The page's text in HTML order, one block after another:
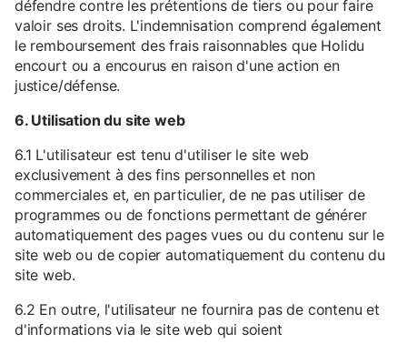
défendre contre les prétentions de tiers ou pour faire
valoir ses droits. L'indemnisation comprend également
le remboursement des frais raisonnables que Holidu
encourt ou a encourus en raison d'une action en
justice/défense.
6. Utilisation du site web
6.1 L'utilisateur est tenu d'utiliser le site web
exclusivement à des fins personnelles et non
commerciales et, en particulier, de ne pas utiliser de
programmes ou de fonctions permettant de générer
automatiquement des pages vues ou du contenu sur le
site web ou de copier automatiquement du contenu du
site web.
6.2 En outre, l'utilisateur ne fournira pas de contenu et
d'informations via le site web qui soient